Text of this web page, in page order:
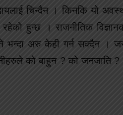
चिन्दैन । किनकि यो
हुन्छ । राजनीतिक
अरु केही गर्न सक्दैन ।
को बाहुन ? को जनजाति ?